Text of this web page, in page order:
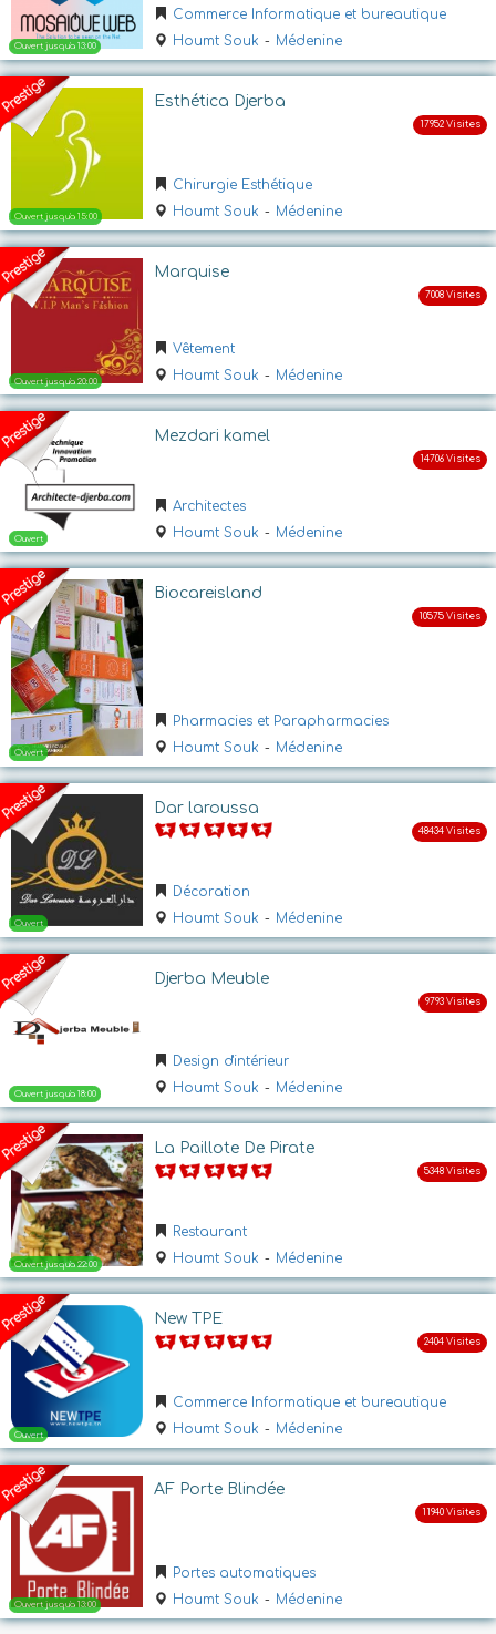
Ouvert jusqu'a 18:00
Ouvert jusqu'a 20:00
Ouvert jusqu'a 18:00
Ouvert jusqu'a 13:01
Commerce Informatique et bureautique
Houmt Souk - Médenine
Ouvert jusqu'a 15:00
Esthética Djerba
Chirurgie Esthétique
Houmt Souk - Médenine
Ouvert jusqu'a 20:00
Marquise
Vêtement
Houmt Souk - Médenine
Mezdari kamel
Architectes
Houmt Souk - Médenine
Biocareisland
Pharmacies et Parapharmacies
Houmt Souk - Médenine
Dar laroussa
Décoration
Houmt Souk - Médenine
Djerba Meuble
Design d'intérieur
Houmt Souk - Médenine
La Paillote De Pirate
Restaurant
Houmt Souk - Médenine
New TPE
Commerce Informatique et bureautique
Houmt Souk - Médenine
AF Porte Blindée
Portes automatiques
Houmt Souk - Médenine